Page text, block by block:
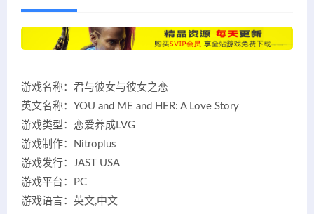
游戏名称：君与彼女与彼女之恋
英文名称：YOU and ME and HER: A Love Story
游戏类型：恋爱养成LVG
游戏制作：Nitroplus
游戏发行：JAST USA
游戏平台：PC
游戏语言：英文,中文